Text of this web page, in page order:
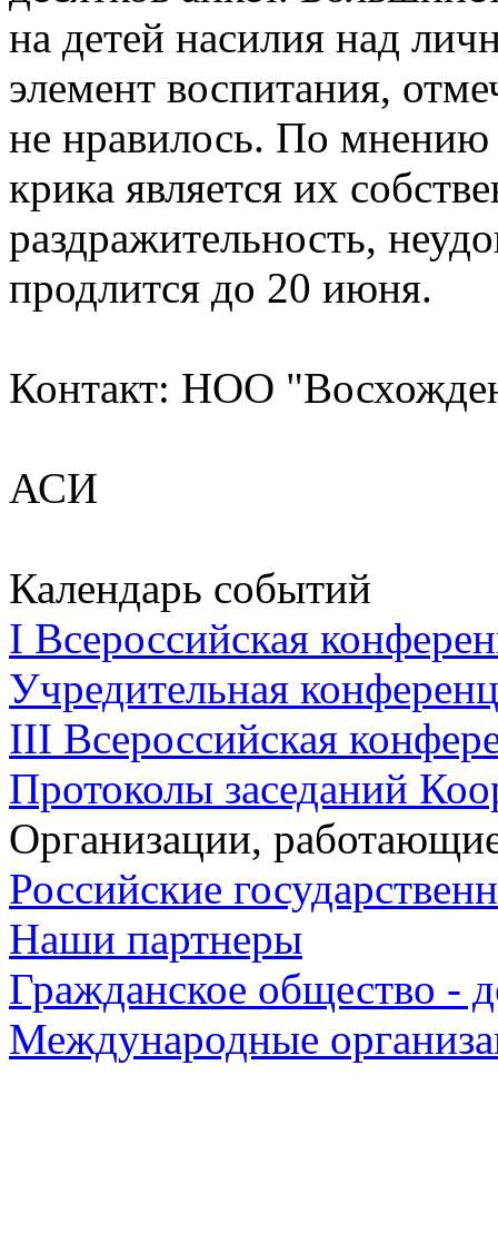
на детей насилия над
элемент воспитания,
не нравилось. По
крика является их
раздражительность,
продлится до 20 июня.
Контакт: НОО
АСИ
Календарь событий
I Всероссийская
Учредительная
III Всероссийская
Протоколы заседаний
Организации,
Российские
Наши партнеры
Гражданское общество -
Международные